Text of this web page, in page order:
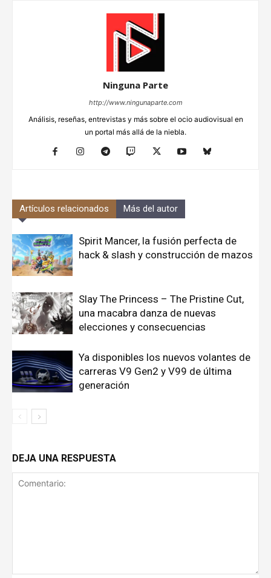
Ninguna Parte
http://www.ningunaparte.com
Análisis, reseñas, entrevistas y más sobre el ocio audiovisual en
un portal más allá de la niebla.
Artículos relacionados Más del autor
Spirit Mancer, la fusión perfecta de
hack & slash y construcción de mazos
Slay The Princess – The Pristine Cut,
una macabra danza de nuevas
elecciones y consecuencias
Ya disponibles los nuevos volantes de
carreras V9 Gen2 y V99 de última
generación
DEJA UNA RESPUESTA